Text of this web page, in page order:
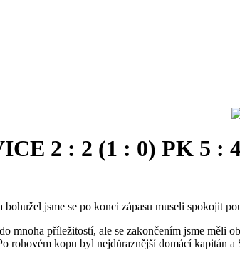
2 : 2 (1 : 0) PK 5 :
jsme se po konci zápasu museli spokojit
mnoha příležitostí, ale se zakončením jsme
rohovém kopu byl nejdůraznější domácí